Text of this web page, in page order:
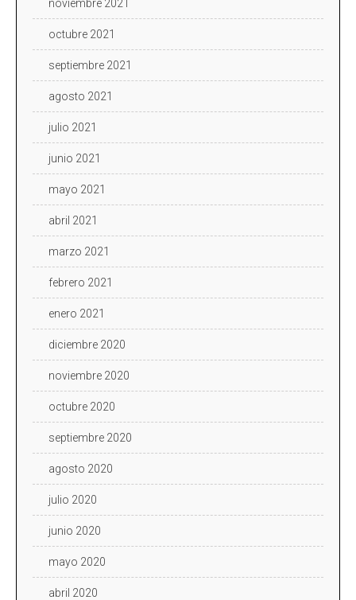
noviembre 2021
octubre 2021
septiembre 2021
agosto 2021
julio 2021
junio 2021
mayo 2021
abril 2021
marzo 2021
febrero 2021
enero 2021
diciembre 2020
noviembre 2020
octubre 2020
septiembre 2020
agosto 2020
julio 2020
junio 2020
mayo 2020
abril 2020